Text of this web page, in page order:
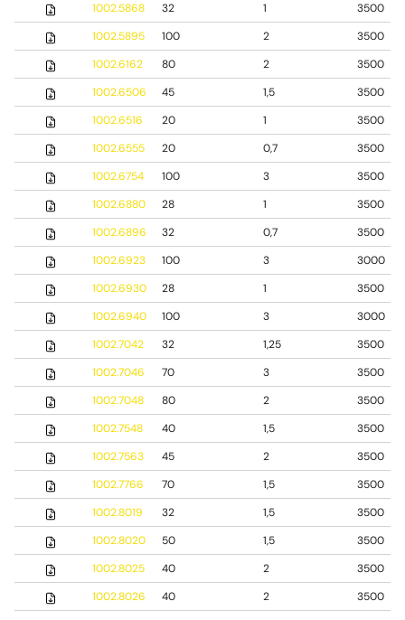
1002.5868
32 1
3500
1002.5895
100 2
3500
1002.6162
80 2
3500
1002.6506
45 1,5
3500
1002.6516
20 1
3500
1002.6555
20 0,7
3500
1002.6754
100 3
3500
1002.6880
28 1
3500
1002.6896
32 0,7
3500
1002.6923
100 3
3000
1002.6930
28 1
3500
1002.6940
100 3
3000
1002.7042
32 1,25
3500
1002.7046
70 3
3500
1002.7048
80 2
3500
1002.7548
40 1,5
3500
1002.7563
45 2
3500
1002.7766
70 1,5
3500
1002.8019
32 1,5
3500
1002.8020
50 1,5
3500
1002.8025
40 2
3500
1002.8026
40 2
3500